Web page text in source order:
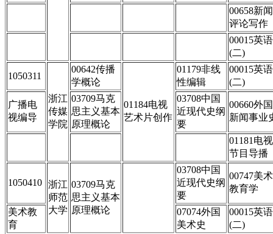
00658新闻
评论写作
00015英语
(二)
1050311
浙江
传媒
学院
00642传播
学概论
01184电视
艺术片创作
01179非线
性编辑
00015英语
(二)
广播电
视编导
03709马克
思主义基本
原理概论
03708中国
近现代史纲
要
00660外国
新闻事业
01181电视
节目导播
1050410 浙江
师范
大学
03709马克
思主义基本
原理概论
03708中国
近现代史纲
要
00747美术
教育学
美术教
育
07074外国
美术史
00015英语
(二)